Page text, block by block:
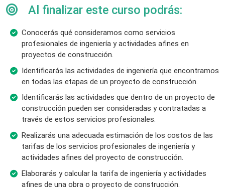
Al finalizar este curso podrás:
Conocerás qué consideramos como servicios
profesionales de ingeniería y actividades afines en
proyectos de construcción.
Identificarás las actividades de ingeniería que encontramos
en todas las etapas de un proyecto de construcción.
Identificarás las actividades que dentro de un proyecto de
construcción pueden ser consideradas y contratadas a
través de estos servicios profesionales.
Realizarás una adecuada estimación de los costos de las
tarifas de los servicios profesionales de ingeniería y
actividades afines del proyecto de construcción.
Elaborarás y calcular la tarifa de ingeniería y actividades
afines de una obra o proyecto de construcción.